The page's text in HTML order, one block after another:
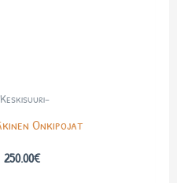
Onkipojat
250.00€